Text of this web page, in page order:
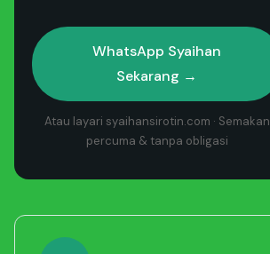
WhatsApp Syaihan
Sekarang →
Atau layari syaihansirotin.com · Semakan
percuma & tanpa obligasi